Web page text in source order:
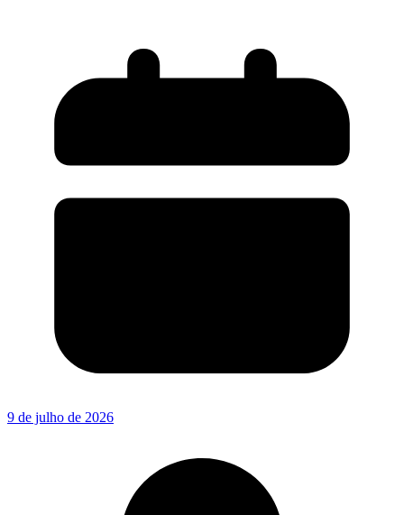
9 de julho de 2026